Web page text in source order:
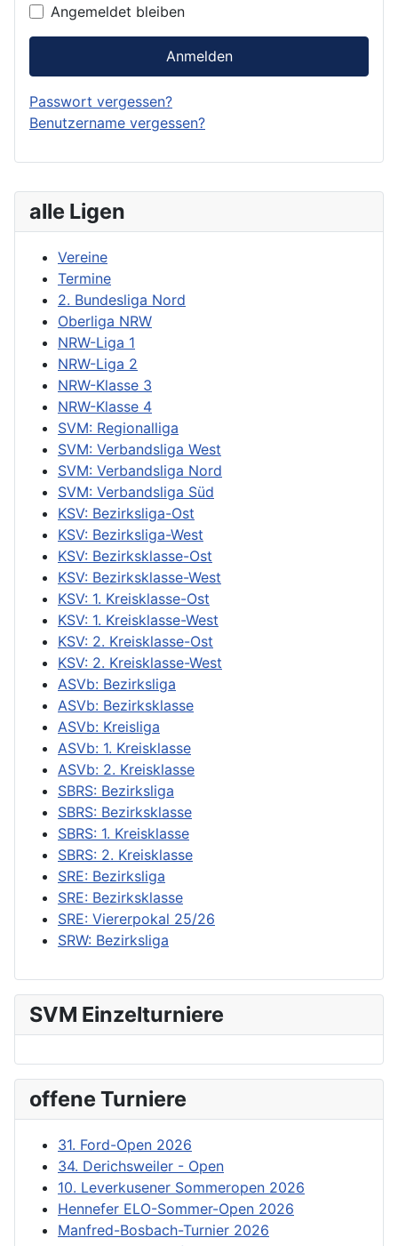
alle Ligen
Vereine
Termine
2. Bundesliga Nord
Oberliga NRW
NRW-Liga 1
NRW-Liga 2
NRW-Klasse 3
NRW-Klasse 4
SVM: Regionalliga
SVM: Verbandsliga West
SVM: Verbandsliga Nord
SVM: Verbandsliga Süd
KSV: Bezirksliga-Ost
KSV: Bezirksliga-West
KSV: Bezirksklasse-Ost
KSV: Bezirksklasse-West
KSV: 1. Kreisklasse-Ost
KSV: 1. Kreisklasse-West
KSV: 2. Kreisklasse-Ost
KSV: 2. Kreisklasse-West
ASVb: Bezirksliga
ASVb: Bezirksklasse
ASVb: Kreisliga
ASVb: 1. Kreisklasse
ASVb: 2. Kreisklasse
SBRS: Bezirksliga
SBRS: Bezirksklasse
SBRS: 1. Kreisklasse
SBRS: 2. Kreisklasse
SRE: Bezirksliga
SRE: Bezirksklasse
SRE: Viererpokal 25/26
SRW: Bezirksliga
SVM Einzelturniere
offene Turniere
31. Ford-Open 2026
34. Derichsweiler - Open
10. Leverkusener Sommeropen 2026
Hennefer ELO-Sommer-Open 2026
Manfred-Bosbach-Turnier 2026
Angemeldet bleiben
Anmelden
Passwort vergessen?
Benutzername vergessen?